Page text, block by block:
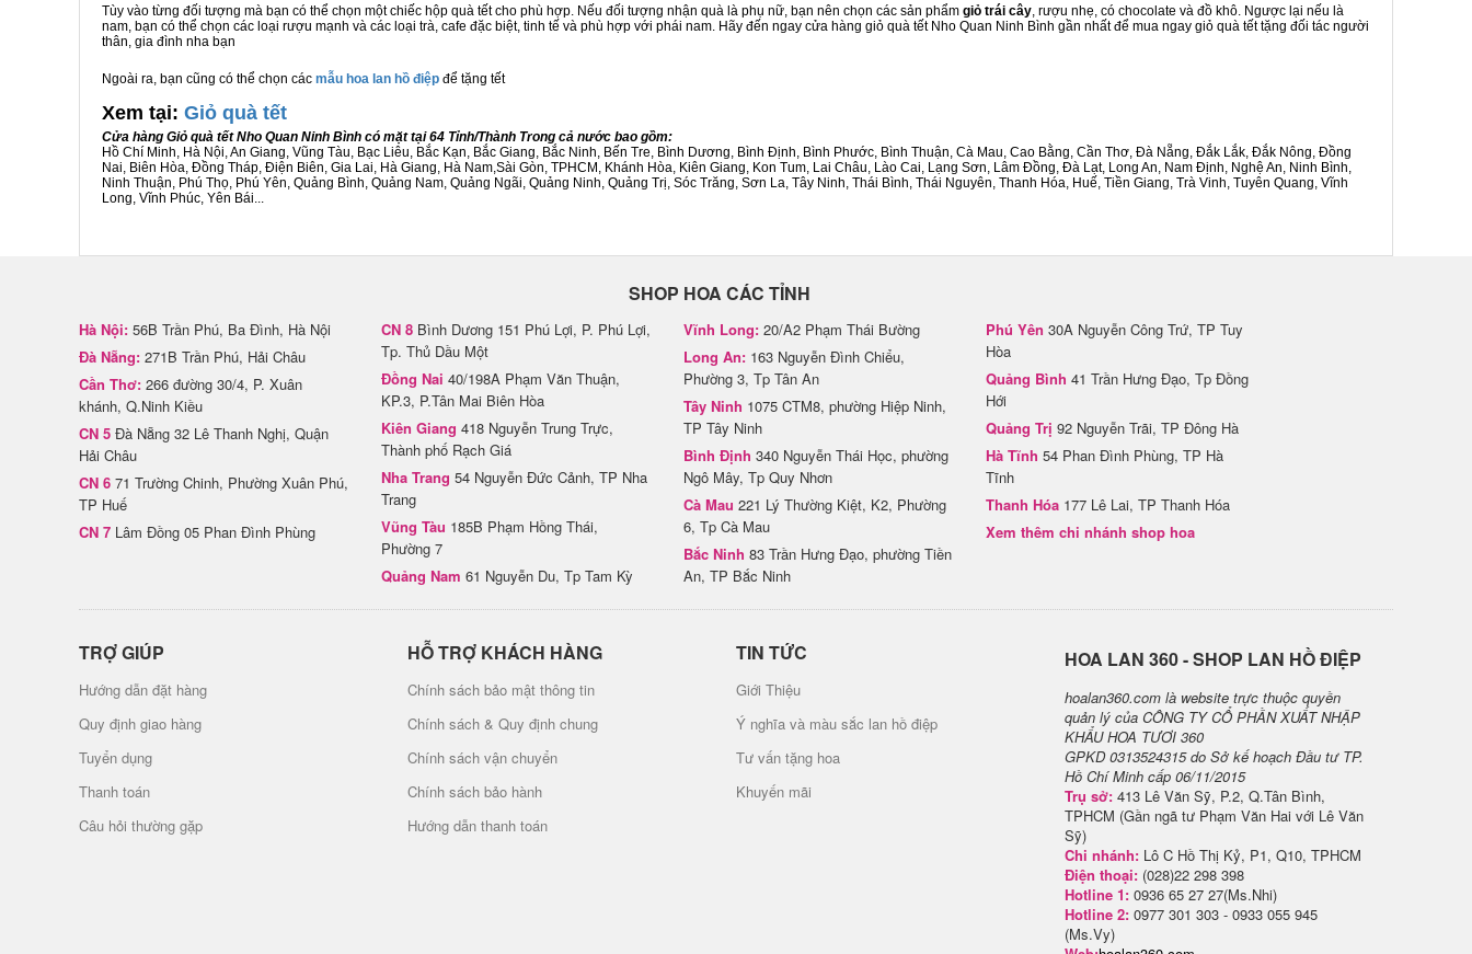
Tùy vào từng đối tượng mà bạn có thể chọn một chiếc hộp quà tết cho phù hợp. Nếu đối tượng nhận quà là phụ nữ, bạn nên chọn các sản phẩm giỏ trái cây, rượu nhẹ, có chocolate và đồ khô. Ngược lại nếu là
nam, bạn có thể chọn các loại rượu mạnh và các loại trà, cafe đặc biệt, tinh tế và phù hợp với phái nam. Hãy đến ngay cửa hàng giỏ quà tết Nho Quan Ninh Bình gần nhất để mua ngay giỏ quà tết tặng đối tác người
thân, gia đình nha bạn
Ngoài ra, bạn cũng có thể chọn các mẫu hoa lan hồ điệp để tặng tết
Xem tại: Giỏ quà tết
Cửa hàng Giỏ quà tết Nho Quan Ninh Bình có mặt tại 64 Tỉnh/Thành Trong cả nước bao gồm:
Hồ Chí Minh, Hà Nội, An Giang, Vũng Tàu, Bạc Liêu, Bắc Kạn, Bắc Giang, Bắc Ninh, Bến Tre, Bình Dương, Bình Định, Bình Phước, Bình Thuận, Cà Mau, Cao Bằng, Cần Thơ, Đà Nẵng, Đắk Lắk, Đắk Nông, Đồng
Nai, Biên Hòa, Đồng Tháp, Điện Biên, Gia Lai, Hà Giang, Hà Nam,Sài Gòn, TPHCM, Khánh Hòa, Kiên Giang, Kon Tum, Lai Châu, Lào Cai, Lạng Sơn, Lâm Đồng, Đà Lạt, Long An, Nam Định, Nghệ An, Ninh Bình,
Ninh Thuận, Phú Thọ, Phú Yên, Quảng Bình, Quảng Nam, Quảng Ngãi, Quảng Ninh, Quảng Trị, Sóc Trăng, Sơn La, Tây Ninh, Thái Bình, Thái Nguyên, Thanh Hóa, Huế, Tiền Giang, Trà Vinh, Tuyên Quang, Vĩnh
Long, Vĩnh Phúc, Yên Bái...
SHOP HOA CÁC TỈNH
Hà Nội: 56B Trần Phú, Ba Đình, Hà Nội
Đà Nẵng: 271B Trần Phú, Hải Châu
Cần Thơ: 266 đường 30/4, P. Xuân
khánh, Q.Ninh Kiều
CN 5 Đà Nẵng 32 Lê Thanh Nghị, Quận
Hải Châu
CN 6 71 Trường Chinh, Phường Xuân Phú,
TP Huế
CN 7 Lâm Đồng 05 Phan Đình Phùng
CN 8 Bình Dương 151 Phú Lợi, P. Phú Lợi,
Tp. Thủ Dầu Một
Đồng Nai 40/198A Phạm Văn Thuận,
KP.3, P.Tân Mai Biên Hòa
Kiên Giang 418 Nguyễn Trung Trực,
Thành phố Rạch Giá
Nha Trang 54 Nguyễn Đức Cảnh, TP Nha
Trang
Vũng Tàu 185B Phạm Hồng Thái,
Phường 7
Quảng Nam 61 Nguyễn Du, Tp Tam Kỳ
Vĩnh Long: 20/A2 Phạm Thái Bường
Long An: 163 Nguyễn Đình Chiểu,
Phường 3, Tp Tân An
Tây Ninh 1075 CTM8, phường Hiệp Ninh,
TP Tây Ninh
Bình Định 340 Nguyễn Thái Học, phường
Ngô Mây, Tp Quy Nhơn
Cà Mau 221 Lý Thường Kiệt, K2, Phường
6, Tp Cà Mau
Bắc Ninh 83 Trần Hưng Đạo, phường Tiền
An, TP Bắc Ninh
Phú Yên 30A Nguyễn Công Trứ, TP Tuy
Hòa
Quảng Bình 41 Trần Hưng Đạo, Tp Đồng
Hới
Quảng Trị 92 Nguyễn Trãi, TP Đông Hà
Hà Tĩnh 54 Phan Đình Phùng, TP Hà
Tĩnh
Thanh Hóa 177 Lê Lai, TP Thanh Hóa
Xem thêm chi nhánh shop hoa
TRỢ GIÚP
Hướng dẫn đặt hàng
Quy định giao hàng
Tuyển dụng
Thanh toán
Câu hỏi thường gặp
HỖ TRỢ KHÁCH HÀNG
Chính sách bảo mật thông tin
Chính sách & Quy định chung
Chính sách vận chuyển
Chính sách bảo hành
Hướng dẫn thanh toán
TIN TỨC
Giới Thiệu
Ý nghĩa và màu sắc lan hồ điệp
Tư vấn tặng hoa
Khuyến mãi
H​OA LAN 360 - SHOP LAN HỒ ĐIỆP
hoalan360.com là website trực thuộc quyền
quản lý của CÔNG TY CỔ PHẦN XUẤT NHẬP
KHẨU HOA TƯƠI 360
GPKD 0313524315 do Sở kế hoạch Đầu tư TP.
Hồ Chí Minh cấp 06/11/2015
Trụ sở: 413 Lê Văn Sỹ, P.2, Q.Tân Bình,
TPHCM (Gần ngã tư Phạm Văn Hai với Lê Văn
Sỹ)
Chi nhánh: Lô C Hồ Thị Kỷ, P1, Q10, TPHCM
Điện thoại: (028)22 298 398
Hotline 1: 0936 65 27 27(Ms.Nhi)
Hotline 2: 0977 301 303 - 0933 055 945
(Ms.Vy)